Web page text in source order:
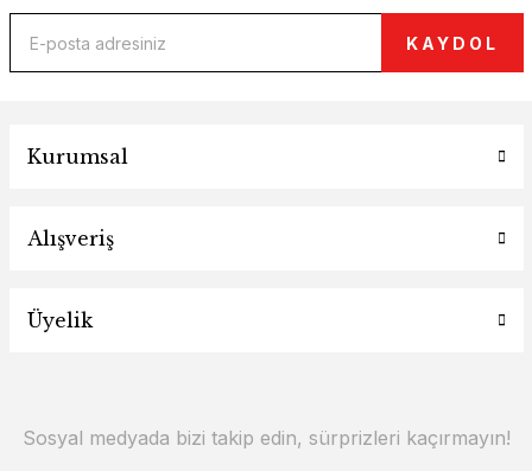
KAYDOL
Kurumsal
Alışveriş
Üyelik
Sosyal medyada bizi takip edin, sürprizleri kaçırmayın!